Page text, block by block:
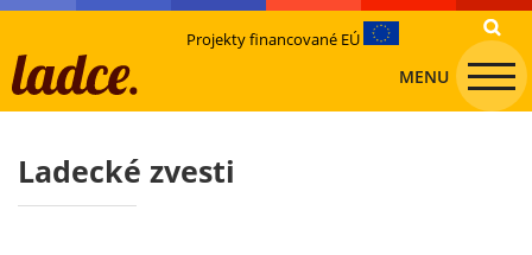
Projekty financované EÚ
MENU
Ladecké zvesti